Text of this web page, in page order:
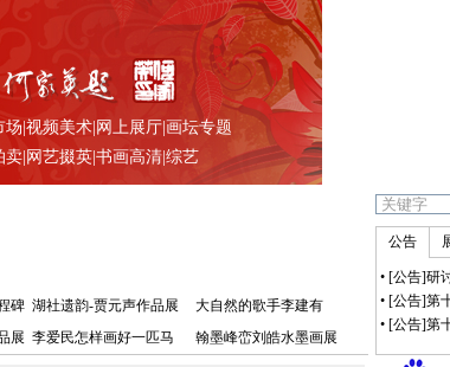
场 视频美术| 网上展厅| 画坛专题
卖| 网艺掇英| 书画高清| 综艺
碑 湖社遗韵-贾元声作品展
大自然的歌手李建有
展 李爱民怎样画好一匹马 翰墨峰峦刘皓水墨画展
公告
• [公告]研
• [公告]第
• [公告]第